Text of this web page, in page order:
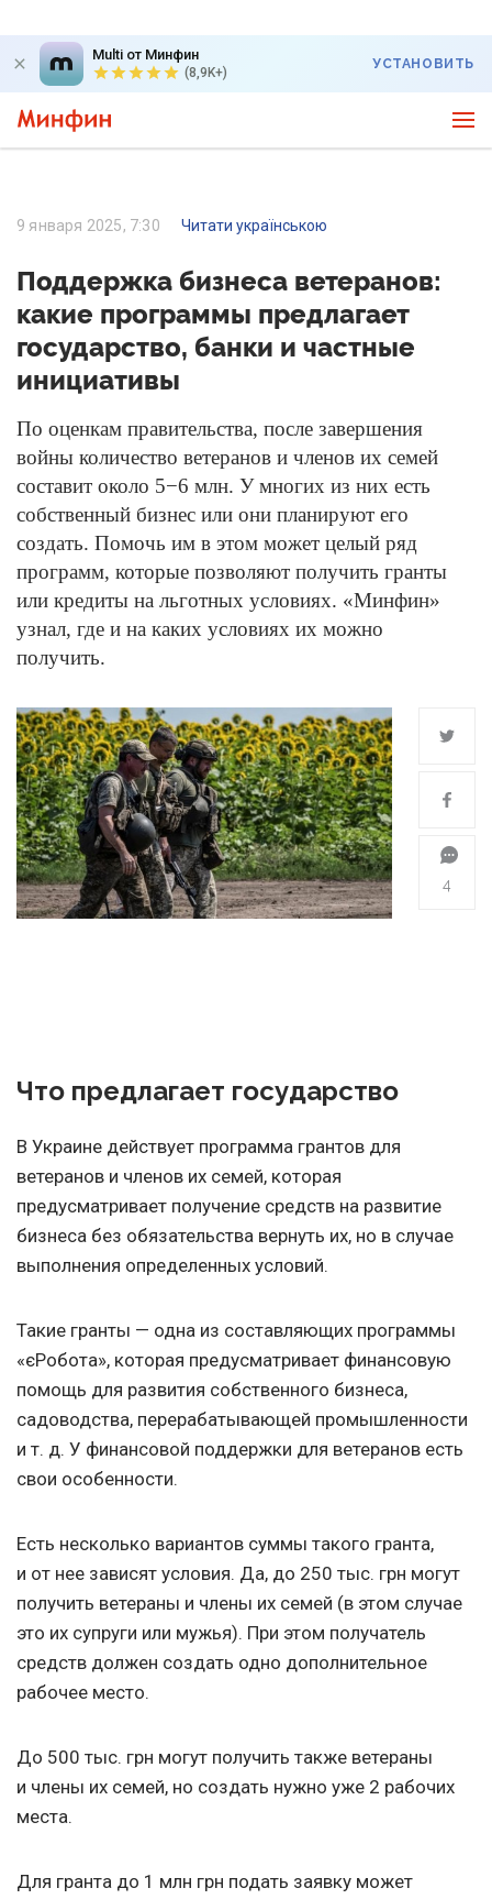
Multi от Минфин
(8,9K+)
УСТАНОВИТЬ
9 января 2025, 7:30 Читати українською
Поддержка бизнеса ветеранов:
какие программы предлагает
государство, банки и частные
инициативы
По оценкам правительства, после завершения
войны количество ветеранов и членов их семей
составит около 5−6 млн. У многих из них есть
собственный бизнес или они планируют его
создать. Помочь им в этом может целый ряд
программ, которые позволяют получить гранты
или кредиты на льготных условиях. «Минфин»
узнал, где и на каких условиях их можно
получить.
4
Что предлагает государство
В Украине действует программа грантов для
ветеранов и членов их семей, которая
предусматривает получение средств на развитие
бизнеса без обязательства вернуть их, но в случае
выполнения определенных условий.
Такие гранты — одна из составляющих программы
«єРобота», которая предусматривает финансовую
помощь для развития собственного бизнеса,
садоводства, перерабатывающей промышленности
и т. д. У финансовой поддержки для ветеранов есть
свои особенности.
Есть несколько вариантов суммы такого гранта,
и от нее зависят условия. Да, до 250 тыс. грн могут
получить ветераны и члены их семей (в этом случае
это их супруги или мужья). При этом получатель
средств должен создать одно дополнительное
рабочее место.
До 500 тыс. грн могут получить также ветераны
и члены их семей, но создать нужно уже 2 рабочих
места.
Для гранта до 1 млн грн подать заявку может